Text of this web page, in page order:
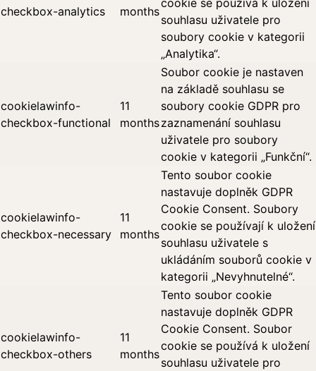
checkbox-analytics
months
cookie se používá k uložení
souhlasu uživatele pro
soubory cookie v kategorii
„Analytika“.
cookielawinfo-
checkbox-functional
11
months
Soubor cookie je nastaven
na základě souhlasu se
soubory cookie GDPR pro
zaznamenání souhlasu
uživatele pro soubory
cookie v kategorii „Funkční“.
cookielawinfo-
checkbox-necessary
11
months
Tento soubor cookie
nastavuje doplněk GDPR
Cookie Consent. Soubory
cookie se používají k uložení
souhlasu uživatele s
ukládáním souborů cookie v
kategorii „Nevyhnutelné“.
cookielawinfo-
checkbox-others
11
months
Tento soubor cookie
nastavuje doplněk GDPR
Cookie Consent. Soubor
cookie se používá k uložení
souhlasu uživatele pro